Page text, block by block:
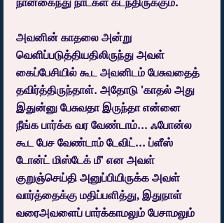
அவனின் காதலை அன்று
வெளிப்படுத்தியதிலிருந்து அவள்
கைப்பேசியில் கூட அவனிடம் பேசுவதைத்
தவிர்த்திருந்தாள். அதோடு 'காதல் அது
இதுன்னு பேசுவதா இருந்தா என்னை
நீங்க பார்க்க வர வேண்டாம்... ஃபோன்ல
கூட பேச வேண்டாம் டேவிட்... ப்ளீஸ்
டோன்ட் மிஸ்டேக் மீ' என அவள்
குறுஞ்செய்தி அனுப்பியிருக்க அவள்
வார்த்தைக்கு மதிப்பளித்து, இதுநாள்
வரைஅவளைப் பார்க்காமலும் பேசாமலும்